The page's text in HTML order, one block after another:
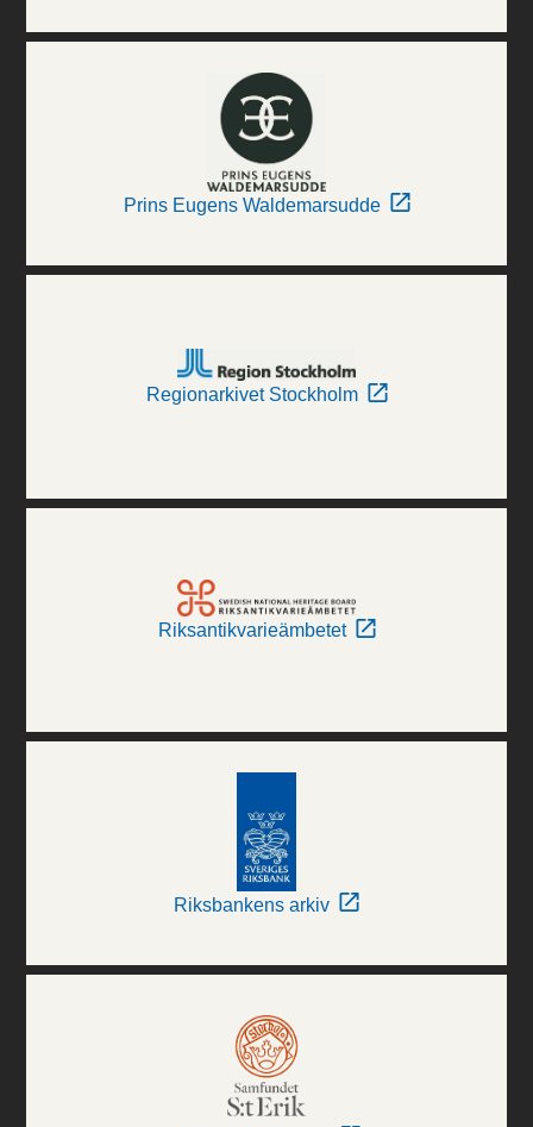
Prins Eugens Waldemarsudde
Regionarkivet Stockholm
Riksantikvarieämbetet
Riksbankens arkiv